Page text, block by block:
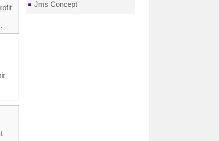
Jms Concept